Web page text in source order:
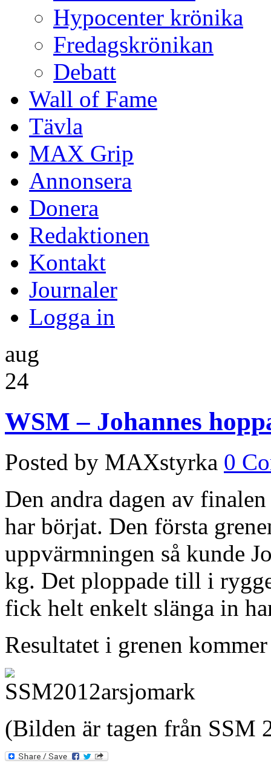
Hypocenter krönika
Fredagskrönikan
Debatt
Wall of Fame
Tävla
MAX Grip
Annonsera
Donera
Redaktionen
Kontakt
Journaler
Logga in
aug
24
WSM – Johannes
Posted by MAXstyrka 0
Den andra dagen av
har börjat. Den första
uppvärmningen så kunde
kg. Det ploppade till i
fick helt enkelt slänga in
Resultatet i grenen
(Bilden är tagen från SSM